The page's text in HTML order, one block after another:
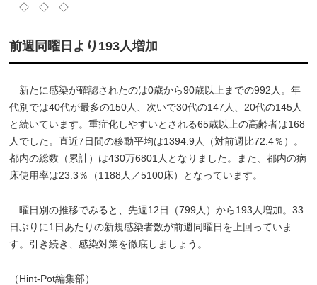
◇ ◇ ◇
前週同曜日より193人増加
新たに感染が確認されたのは0歳から90歳以上までの992人。年
代別では40代が最多の150人、次いで30代の147人、20代の145人
と続いています。重症化しやすいとされる65歳以上の高齢者は168
人でした。直近7日間の移動平均は1394.9人（対前週比72.4％）。
都内の総数（累計）は430万6801人となりました。また、都内の病
床使用率は23.3％（1188人／5100床）となっています。
曜日別の推移でみると、先週12日（799人）から193人増加。33
日ぶりに1日あたりの新規感染者数が前週同曜日を上回っていま
す。引き続き、感染対策を徹底しましょう。
（Hint-Pot編集部）